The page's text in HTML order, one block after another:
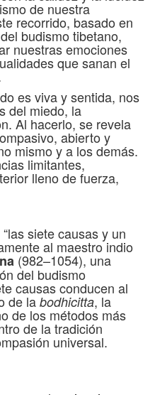
de nuestra
recorrido, basado en
budismo tibetano,
nuestras emociones
que sanan el
es viva y sentida, nos
del miedo, la
Al hacerlo, se revela
abierto y
mismo y a los demás.
limitantes,
lleno de fuerza,
siete causas y un
al maestro indio
(982–1054), una
del budismo
causas conducen al
de la bodhicitta, la
de los métodos más
de la tradición
universal.